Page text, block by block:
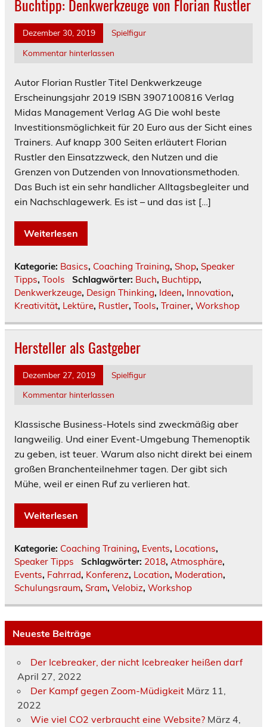
Buchtipp: Denkwerkzeuge von Florian Rustler
Dezember 30, 2019
Spielfigur
Kommentar hinterlassen
Autor Florian Rustler Titel Denkwerkzeuge
Erscheinungsjahr 2019 ISBN 3907100816 Verlag
Midas Management Verlag AG Die wohl beste
Investitionsmöglichkeit für 20 Euro aus der Sicht eines
Trainers. Auf knapp 300 Seiten erläutert Florian
Rustler den Einsatzzweck, den Nutzen und die
Grenzen von Dutzenden von Innovationsmethoden.
Das Buch ist ein sehr handlicher Alltagsbegleiter und
ein Nachschlagewerk. Es ist – und das ist […]
Weiterlesen
Kategorie: Basics, Coaching Training, Shop, Speaker
Tipps, Tools Schlagwörter: Buch, Buchtipp,
Denkwerkzeuge, Design Thinking, Ideen, Innovation,
Kreativität, Lektüre, Rustler, Tools, Trainer, Workshop
Hersteller als Gastgeber
Dezember 27, 2019
Spielfigur
Kommentar hinterlassen
Klassische Business-Hotels sind zweckmäßig aber
langweilig. Und einer Event-Umgebung Themenoptik
zu geben, ist teuer. Warum also nicht direkt bei einem
großen Branchenteilnehmer tagen. Der gibt sich
Mühe, weil er einen Ruf zu verlieren hat.
Weiterlesen
Kategorie: Coaching Training, Events, Locations,
Speaker Tipps
Schlagwörter: 2018, Atmosphäre,
Events, Fahrrad, Konferenz, Location, Moderation,
Schulungsraum, Sram, Velobiz, Workshop
Neueste Beiträge
Der Icebreaker, der nicht Icebreaker heißen darf
April 27, 2022
Der Kampf gegen Zoom-Müdigkeit März 11,
2022
Wie viel CO2 verbraucht eine Website? März 4,